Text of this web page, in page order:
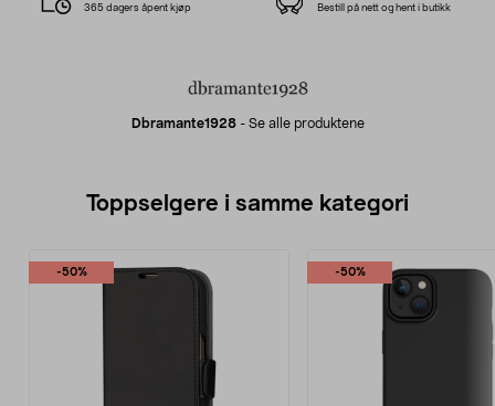
Dbramante1928- Se alle produktene
365 dagers åpent kjøp Bestill på nett og hent i butikk
Toppselgere i samme kategori
-50% -50%